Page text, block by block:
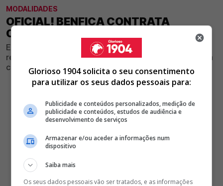
MODALIDADES
OFICIAL! BENFICA CONTRATA
CRAQUE DE 30 ANOS AO BRAGA
Emblema encarnado está a confirmar uma profunda
remodelação para a próxima temporada com mais uma
cara nova a chegar à Luz
Glorioso 1904 solicita o seu consentimento
para utilizar os seus dados pessoais para:
Publicidade e conteúdos personalizados, medição de
publicidade e conteúdos, estudos de audiência e
desenvolvimento de serviços
Armazenar e/ou aceder a informações num
dispositivo
Saiba mais
Os seus dados pessoais vão ser tratados, e as informações